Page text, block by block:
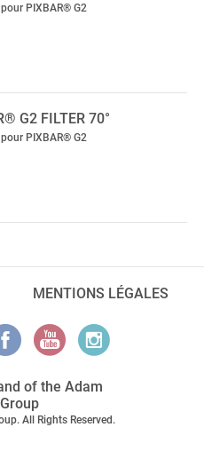
PIXBAR® G2
G2 FILTER 70°
PIXBAR® G2
MENTIONS LÉGALES
of the Adam
All Rights Reserved.